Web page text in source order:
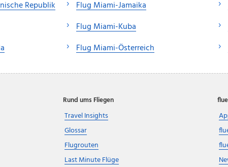
Republik
Flug Miami-Jamaika
Flug Miami-Kuba
Flug Miami-Österreich